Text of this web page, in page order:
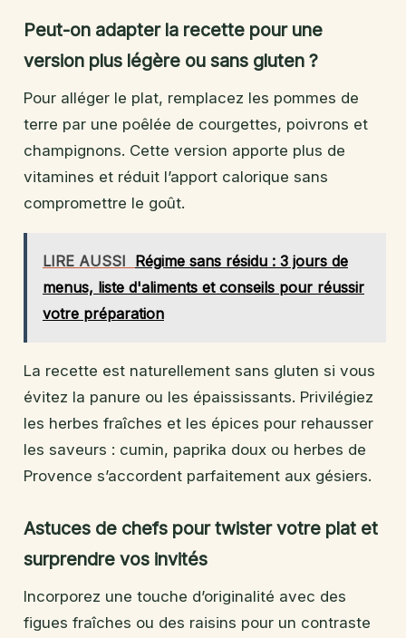
Peut-on adapter la recette pour une
version plus légère ou sans gluten ?
Pour alléger le plat, remplacez les pommes de
terre par une poêlée de courgettes, poivrons et
champignons. Cette version apporte plus de
vitamines et réduit l’apport calorique sans
compromettre le goût.
LIRE AUSSI Régime sans résidu : 3 jours de
menus, liste d'aliments et conseils pour réussir
votre préparation
La recette est naturellement sans gluten si vous
évitez la panure ou les épaississants. Privilégiez
les herbes fraîches et les épices pour rehausser
les saveurs : cumin, paprika doux ou herbes de
Provence s’accordent parfaitement aux gésiers.
Astuces de chefs pour twister votre plat et
surprendre vos invités
Incorporez une touche d’originalité avec des
figues fraîches ou des raisins pour un contraste